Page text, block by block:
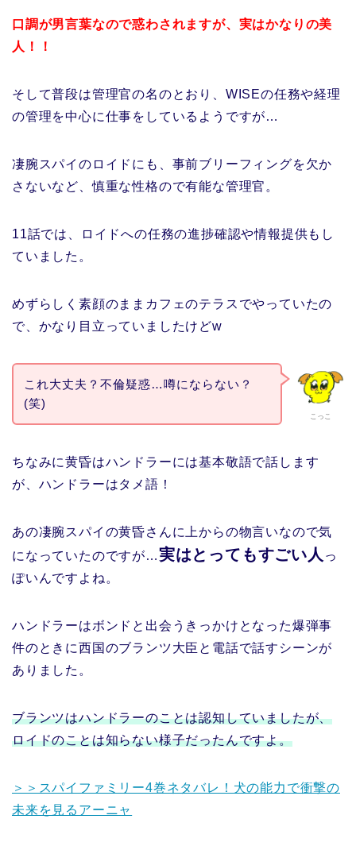
口調が男言葉なので惑わされますが、実はかなりの美
人！！
そして普段は管理官の名のとおり、WISEの任務や経理
の管理を中心に仕事をしているようですが…
凄腕スパイのロイドにも、事前ブリーフィングを欠か
さないなど、慎重な性格ので有能な管理官。
11話では、ロイドへの任務の進捗確認や情報提供もし
ていました。
めずらしく素顔のままカフェのテラスでやっていたの
で、かなり目立っていましたけどw
こっこ
これ大丈夫？不倫疑惑…噂にならない？
(笑)
ちなみに黄昏はハンドラーには基本敬語で話します
が、ハンドラーはタメ語！
あの凄腕スパイの黄昏さんに上からの物言いなので気
になっていたのですが…実はとってもすごい人 っ
ぽいんですよね。
ハンドラーはボンドと出会うきっかけとなった爆弾事
件のときに西国のブランツ大臣と電話で話すシーンが
ありました。
ブランツはハンドラーのことは認知していましたが、
ロイドのことは知らない様子だったんですよ。
＞＞スパイファミリー4巻ネタバレ！犬の能力で衝撃の
未来を見るアーニャ